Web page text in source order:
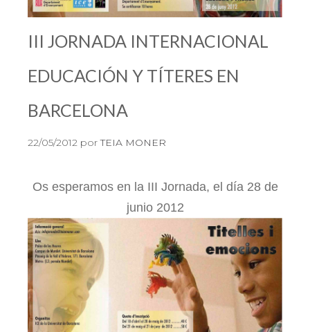
III JORNADA INTERNACIONAL
EDUCACIÓN Y TÍTERES EN
BARCELONA
22/05/2012 porTEIA MONER
Os esperamos en la III Jornada, el día 28 de
junio 2012